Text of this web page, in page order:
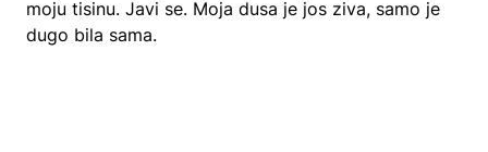
moju tisinu. Javi se. Moja dusa je jos ziva, samo je
dugo bila sama.